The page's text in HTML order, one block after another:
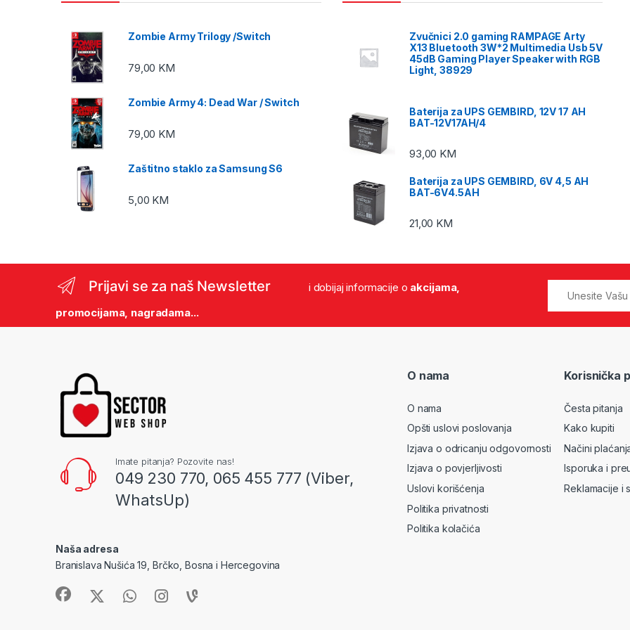
Zombie Army Trilogy /Switch
79,00 KM
Zombie Army 4: Dead War / Switch
79,00 KM
Zaštitno staklo za Samsung S6
5,00 KM
Zvučnici 2.0 gaming RAMPAGE Arty
X13 Bluetooth 3W*2 Multimedia Usb 5V
45dB Gaming Player Speaker with RGB
Light, 38929
Baterija za UPS GEMBIRD, 12V 17 AH
BAT-12V17AH/4
93,00 KM
Baterija za UPS GEMBIRD, 6V 4,5 AH
BAT-6V4.5AH
21,00 KM
Prijavi se za naš Newsletter i dobijaj informacije o akcijama,
promocijama, nagradama...
Imate pitanja? Pozovite nas!
049 230 770, 065 455 777 (Viber,
WhatsUp)
Naša adresa
Branislava Nušića 19, Brčko, Bosna i Hercegovina
O nama
O nama
Opšti uslovi poslovanja
Izjava o odricanju odgovornosti
Izjava o povjerljivosti
Uslovi korišćenja
Politika privatnosti
Politika kolačića
Korisnička
Česta pitanja
Kako kupiti
Načini
Isporuka i
Reklamacije i